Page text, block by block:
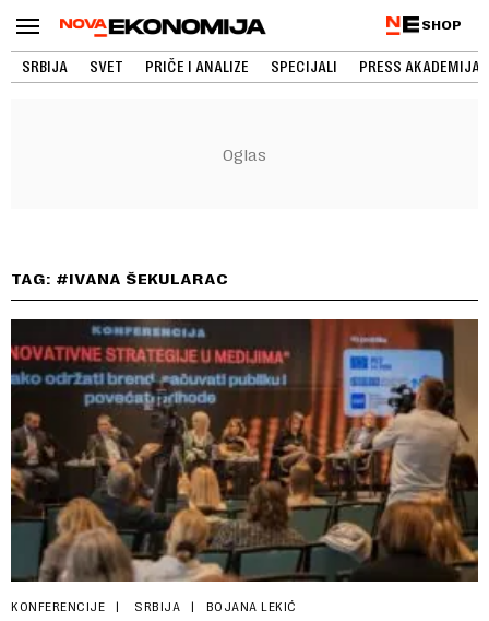
SHOP
SRBIJA SVET PRIČE I ANALIZE SPECIJALI PRESS AKADEMIJA
TAG: #IVANA ŠEKULARAC
KONFERENCIJE SRBIJA BOJANA LEKIĆ